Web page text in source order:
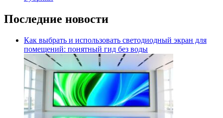
Последние новости
Как выбрать и использовать светодиодный экран для
помещений: понятный гид без воды